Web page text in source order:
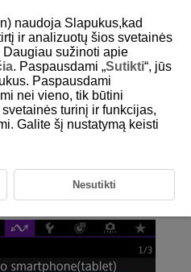
/Bluetooth
have connected to via
naudoja Slapukus,kad
ir analizuotų šios svetainės
sužinoti apie
. Paspausdami „Sutikti“, jūs
Paspausdami
nei vieno, tik būtini
turinį ir funkcijas,
Galite šį nustatymą keisti
Nesutikti